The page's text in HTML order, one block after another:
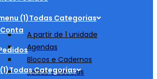
Todas Categorias
A partir de 1 unidade
Agendas
Blocos e Cadernos
Bolsas e Sacolas
Todas Categorias